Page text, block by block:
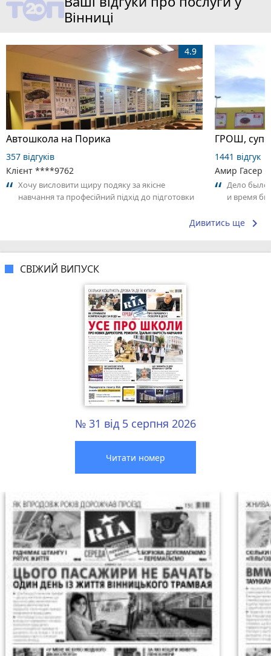
Вінниці
Автошкола на Порика
4.9
357 відгуків
Клієнт ****9762
Хочу висловити щиру подяку за якісне
навчання та професійний підхід до підготовки
ГРОШ,
1441 відгук
Амир Гасер
Дело было
и время
Дивитись ще keyboard_arrow_right
СВІЖИЙ ВИПУСК
№ 31 від 5 серпня 2026
Читати номер